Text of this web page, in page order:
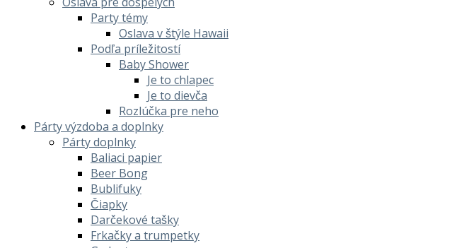
Party témy
Oslava v štýle Hawaii
Podľa príležitostí
Baby Shower
Je to chlapec
Je to dievča
Rozlúčka pre neho
Párty výzdoba a doplnky
Párty doplnky
Baliaci papier
Beer Bong
Bublifuky
Čiapky
Darčekové tašky
Frkačky a trumpetky